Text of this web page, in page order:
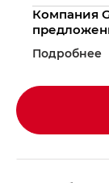
Компания
Подробнее